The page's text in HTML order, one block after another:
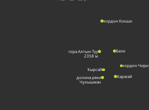
кордон Кокши
Беле
гора Алтын-Туу
2358 м
кордон Чири
Кырсай
Карагай
долина реки
Чулышман